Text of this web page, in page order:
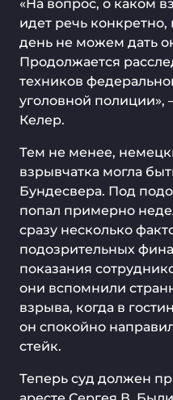
«На вопрос, о каком
идет речь
день не можем дать
Продолжается
техников
уголовной
Келер.
Тем не менее,
взрывчатка могла
Бундесвера. Под
попал примерно
сразу несколько
подозрительных
показания
они вспомнили
взрыва, когда в
он спокойно
стейк.
Теперь суд должен